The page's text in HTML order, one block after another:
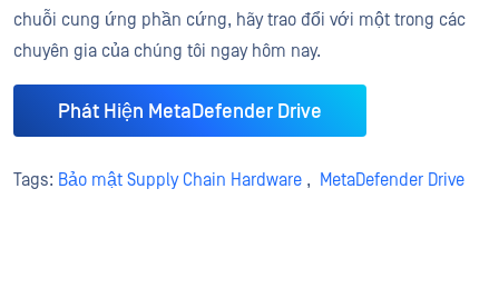
chuỗi cung ứng phần cứng, hãy trao đổi với một trong các
chuyên gia của chúng tôi ngay hôm nay.
Phát Hiện MetaDefender Drive
Tags: Bảo mật Supply Chain Hardware , MetaDefender Drive